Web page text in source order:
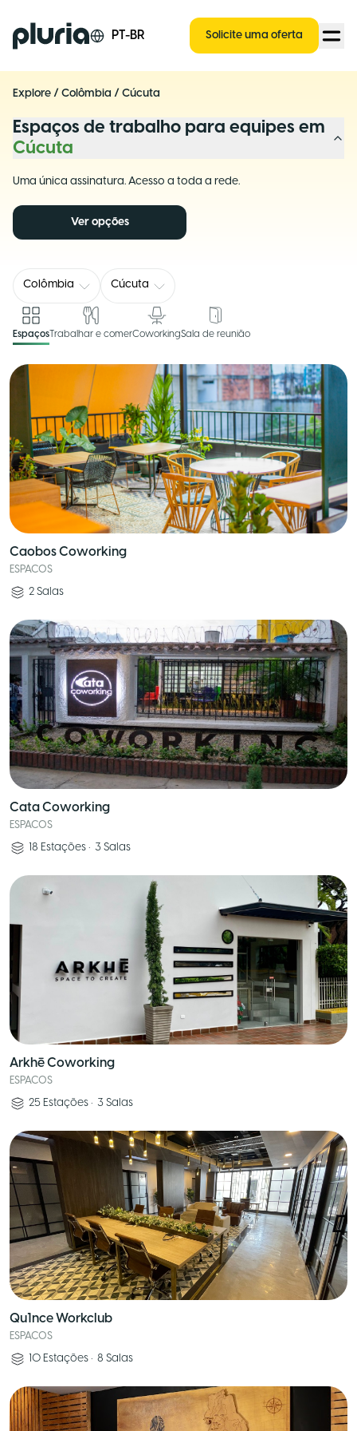
Logo Pluria PT-BR Solicite uma oferta
Explore / Colômbia / Cúcuta
Espaços de trabalho para equipes em
Cúcuta
Uma única assinatura. Acesso a toda a rede.
Ver opções
Colômbia Cúcuta
EspaçosTrabalhar e comerCoworkingSala de reunião
Caobos Coworking
ESPACOS
2 Salas
Cata Coworking
ESPACOS
18 Estações • 3 Salas
Arkhē Coworking
ESPACOS
25 Estações • 3 Salas
Qu1nce Workclub
ESPACOS
10 Estações • 8 Salas